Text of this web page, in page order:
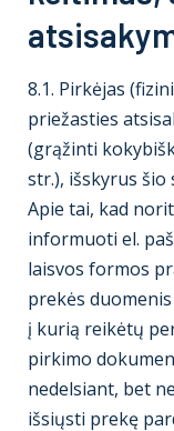
8.1. Pirkėjas
priežasties
(grąžinti
str.), išskyrus šio
Apie tai, kad
informuoti el.
laisvos formos
prekės
į kurią reikėtų
pirkimo
nedelsiant, bet
išsiųsti prekę